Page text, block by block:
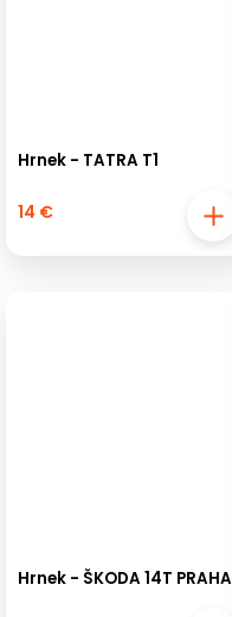
Hrnek - TATRA T1
14 €
Hrnek - ŠKODA 14T PRAHA